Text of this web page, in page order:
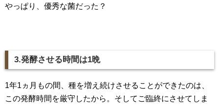
やっぱり、優秀な菌だった？
3.発酵させる時間は1晩
1年1ヵ月もの間、種を増え続けさせることができたのは、
この発酵時間を厳守したから。そしてご臨終にさせてしま